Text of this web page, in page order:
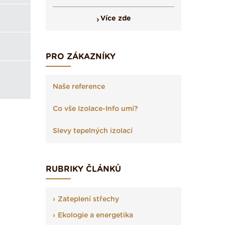
Více zde
PRO ZÁKAZNÍKY
Naše reference
Co vše Izolace-Info umí?
Slevy tepelných izolací
RUBRIKY ČLÁNKŮ
Zateplení střechy
Ekologie a energetika